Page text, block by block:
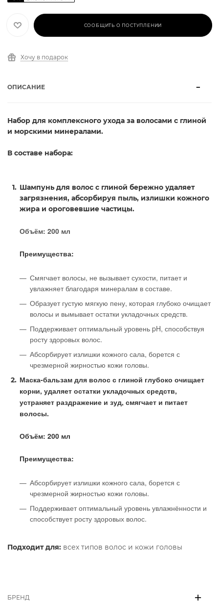
СООБЩИТЬ О ПОСТУПЛЕНИИ
Хочу в подарок
ОПИСАНИЕ
Набор для комплексного ухода за волосами с глиной
и морскими минералами.
В составе набора:
Шампунь для волос с глиной бережно удаляет
загрязнения, абсорбируя пыль, излишки кожного
жира и ороговевшие частицы.
Объём: 200 мл
Преимущества:
Смягчает волосы, не вызывает сухости, питает и
увлажняет благодаря минералам в составе.
Образует густую мягкую пену, которая глубоко очищает
волосы и вымывает остатки укладочных средств.
Поддерживает оптимальный уровень pH, способствуя
росту здоровых волос.
Абсорбирует излишки кожного сала, борется с
чрезмерной жирностью кожи головы.
Маска-бальзам для волос с глиной глубоко очищает
корни, удаляет остатки укладочных средств,
устраняет раздражение и зуд, смягчает и питает
волосы.
Объём: 200 мл
Преимущества:
Абсорбирует излишки кожного сала, борется с
чрезмерной жирностью кожи головы.
Поддерживает оптимальный уровень увлажнённости и
способствует росту здоровых волос.
Подходит для: всех типов волос и кожи головы
БРЕНД